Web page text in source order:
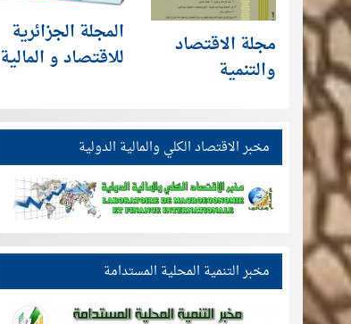
مجلة الاقتصاد
والتنمية
المجلة الجزائرية
للاقتصاد و المالية
مخبر الاقتصاد الكلي والمالية الدولية
مخبر التنمية المحلية المستدامة